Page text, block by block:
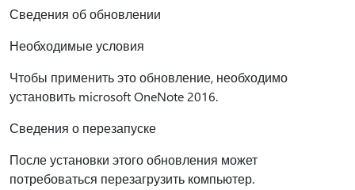
Сведения об обновлении
Необходимые условия
Чтобы применить это обновление, необходимо
установить microsoft OneNote 2016.
Сведения о перезапуске
После установки этого обновления может
потребоваться перезагрузить компьютер.